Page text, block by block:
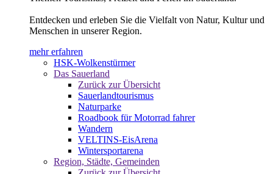
Entdecken und erleben Sie die Vielfalt von Natur, Kultur und
Menschen in unserer Region.
mehr erfahren
HSK-Wolkenstürmer
Das Sauerland
Zurück zur Übersicht
Sauerlandtourismus
Naturparke
Roadbook für Motorrad fahrer
Wandern
VELTINS-EisArena
Wintersportarena
Region, Städte, Gemeinden